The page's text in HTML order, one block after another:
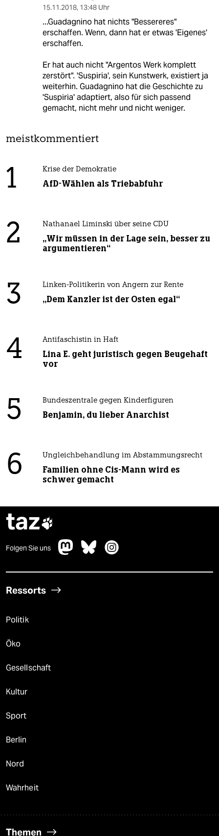
15.11.2018, 13:48 Uhr
...Guadagnino hat nichts "Bessereres"
erschaffen. Wenn, dann hat er etwas 'Eigenes'
erschaffen.
Er hat auch nicht "Argentos Werk komplett
zerstört". 'Suspiria', sein Kunstwerk, existiert ja
weiterhin. Guadagnino hat die Geschichte zu
'Suspiria' adaptiert, also für sich passend
gemacht, nicht mehr und nicht weniger.
meistkommentiert
1 Krise der Demokratie
AfD-Wählen als Triebabfuhr
2 Nathanael Liminski über seine CDU
„Wir müssen in der Lage sein, besser zu
argumentieren“
3 Linken-Politikerin von Angern zur Rente
„Dem Kanzler ist der Osten egal“
4 Antifaschistin in Haft
Lina E. geht juristisch gegen Beugehaft
vor
5 Bundeszentrale gegen Kinderfiguren
Benjamin, du lieber Anarchist
6 Ungleichbehandlung im Abstammungsrecht
Familien ohne Cis-Mann wird es
schwer gemacht
taz
Folgen Sie uns
Ressorts
Politik
Öko
Gesellschaft
Kultur
Sport
Berlin
Nord
Wahrheit
Themen